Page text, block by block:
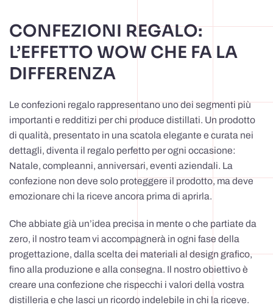
CONFEZIONI REGALO:
L’EFFETTO WOW CHE FA LA
DIFFERENZA
Le confezioni regalo rappresentano uno dei segmenti più
importanti e redditizi per chi produce distillati. Un prodotto
di qualità, presentato in una scatola elegante e curata nei
dettagli, diventa il regalo perfetto per ogni occasione:
Natale, compleanni, anniversari, eventi aziendali. La
confezione non deve solo proteggere il prodotto, ma deve
emozionare chi la riceve ancora prima di aprirla.
Che abbiate già un’idea precisa in mente o che partiate da
zero, il nostro team vi accompagnerà in ogni fase della
progettazione, dalla scelta dei materiali al design grafico,
fino alla produzione e alla consegna. Il nostro obiettivo è
creare una confezione che rispecchi i valori della vostra
distilleria e che lasci un ricordo indelebile in chi la riceve.